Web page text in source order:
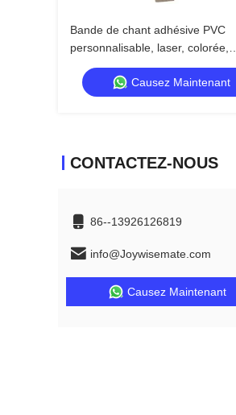
Bande de chant adhésive PVC
personnalisable, laser, colorée,
imperméable et écologique pour
meubles
Causez Maintenant
CONTACTEZ-NOUS
86--13926126819
info@Joywisemate.com
Causez Maintenant